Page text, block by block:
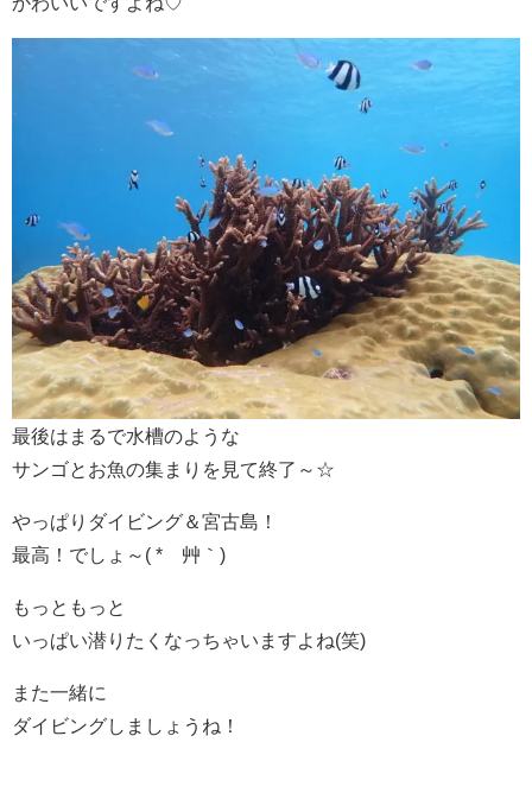
最後はまるで水槽のような
サンゴとお魚の集まりを見て終了～☆
やっぱりダイビング＆宮古島！
最高！でしょ～( *´艸｀)
もっともっと
いっぱい潜りたくなっちゃいますよね(笑)
また一緒に
ダイビングしましょうね！